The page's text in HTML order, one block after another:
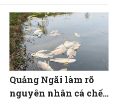
chế biến (PS) đối với các lô
hàng thủy sản xuất khẩu vào
thị trường Liên minh châu Âu
(EU).
Quảng Ngãi làm rõ
nguyên nhân cá chết